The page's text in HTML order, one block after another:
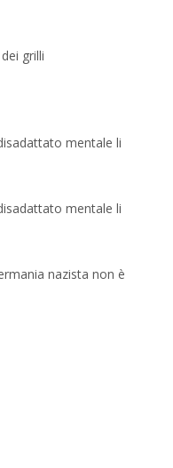
grilli
mentale li
mentale li
nazista non è